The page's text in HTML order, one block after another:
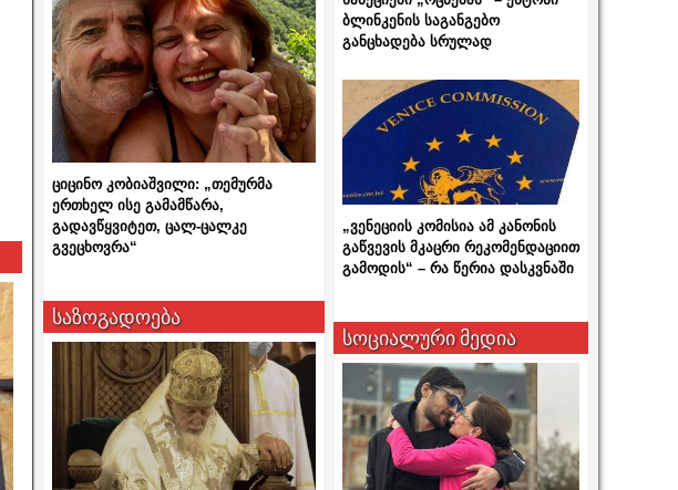
ციცინო კობიაშვილი: „თემურმა
ერთხელ ისე გამამწარა,
გადავწყვიტეთ, ცალ-ცალკე
გვეცხოვრა“
საზოგადოება
ბლინკენის საგანგებო
განცხადება სრულად
„ვენეციის კომისია ამ კანონის
გაწვევის მკაცრი რეკომენდაციით
გამოდის“ – რა წერია დასკვნაში
სოციალური მედია